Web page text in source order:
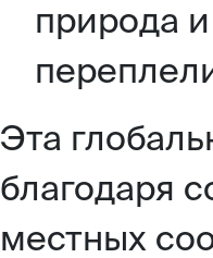
природа и
Эта
благодаря
местных